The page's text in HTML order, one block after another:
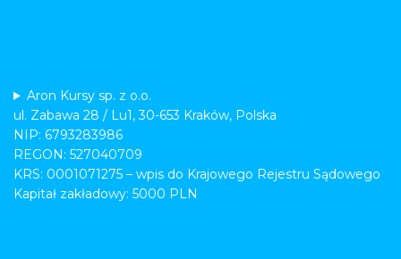
Aron Kursy sp. z o.o.
ul. Zabawa 28 / Lu1, 30-653 Kraków, Polska
NIP: 6793283986
REGON: 527040709
KRS: 0001071275 – wpis do Krajowego Rejestru Sądowego
Kapitał zakładowy: 5000 PLN